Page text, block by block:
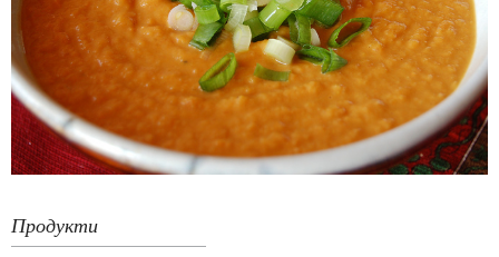
Продукти